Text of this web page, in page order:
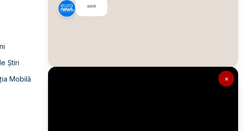
×
Știri
Mobilă
Despre Euronews